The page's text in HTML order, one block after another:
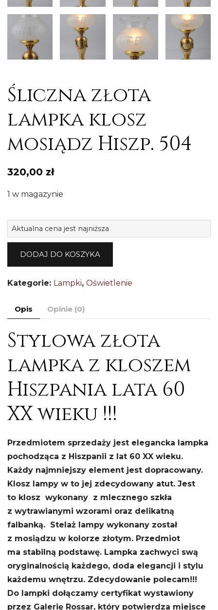
Śliczna złota
lampka klosz
mosiądz Hiszp. 504
320,00 zł
1 w magazynie
Aktualna cena jest najniższa
DODAJ DO KOSZYKA
Kategorie: Lampki, Oświetlenie
Opis Opinie (0)
Stylowa złota
lampka z kloszem
Hiszpania lata 60
XX wieku !!!
Przedmiotem sprzedaży jest elegancka lampka
pochodząca z Hiszpanii z lat 60 XX wieku.
Każdy najmniejszy element jest dopracowany.
Klosz lampy w to jej zdecydowany atut. Jest
to klosz wykonany z mlecznego szkła
z wytrawianymi wzorami oraz delikatną
falbanką. Stelaż lampy wykonany został
z mosiądzu w kolorze złotym. Przedmiot
ma stabilną podstawę. Lampka zachwyci swą
oryginalnością każdego, doda elegancji i stylu
każdemu wnętrzu. Zdecydowanie polecam!!!
Do lampki dołączamy certyfikat wystawiony
przez Galerię Rossar, który potwierdza miejsce